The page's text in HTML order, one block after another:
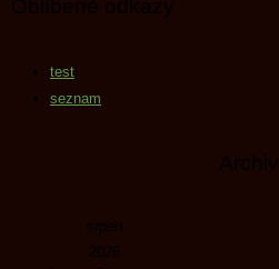
Oblíbené odkazy
test
seznam
Archiv
srpen
2026